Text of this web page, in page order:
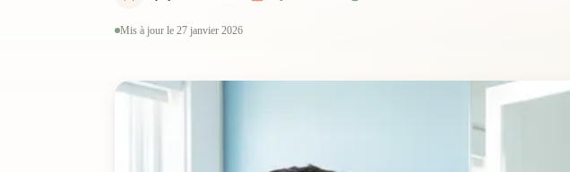
Mis à jour le 27 janvier 2026